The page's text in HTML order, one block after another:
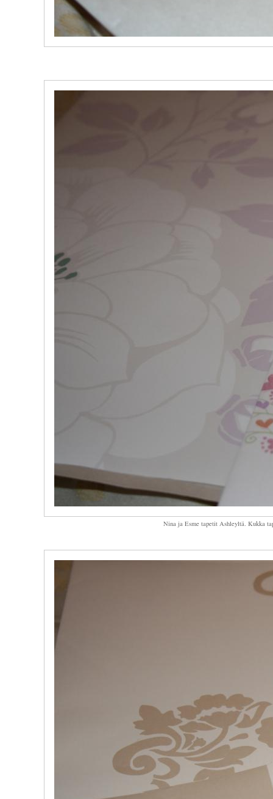
Nina ja Esme tapetit Ashleyltä. Kukka